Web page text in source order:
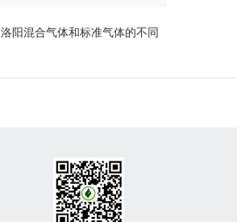
洛阳混合气体和标准气体的不同